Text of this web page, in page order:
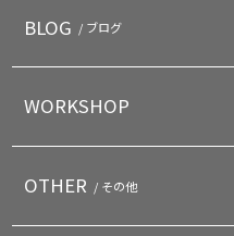
BLOG / ブログ
WORKSHOP
OTHER / その他